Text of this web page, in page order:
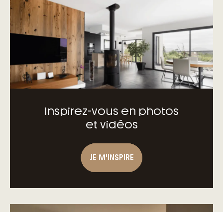
étapes de votre projet
– Des garanties exclusives du contrat de
construction de maison individuelle
Inspirez-vous en photos
et vidéos
JE M'INSPIRE